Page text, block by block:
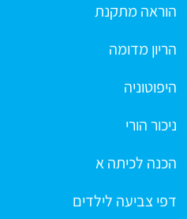
הוראה מתקנת
הריון מדומה
היפוטוניה
ניכור הורי
הכנה לכיתה א
דפי צביעה לילדים